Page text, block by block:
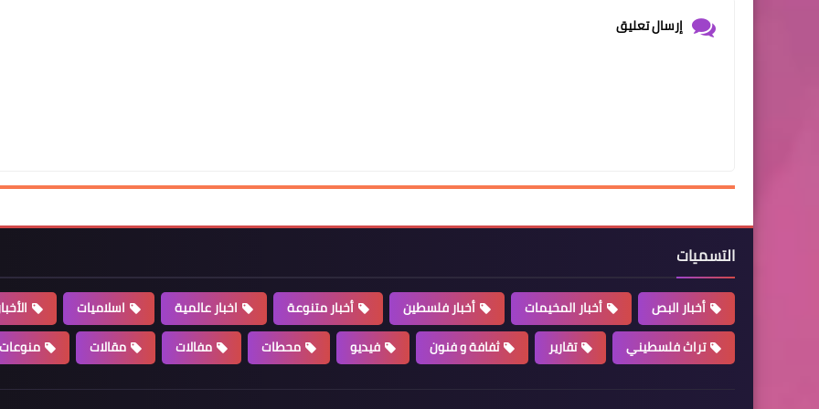
إرسال تعليق
التسميات
أخبار البص أخبار المخيمات أخبار فلسطين أخبار متنوعة اخبار عالمية اسلاميات
تراث فلسطيني
تقارير ثفافة و فنون فيديو محطات مفالات مقالات منوعات